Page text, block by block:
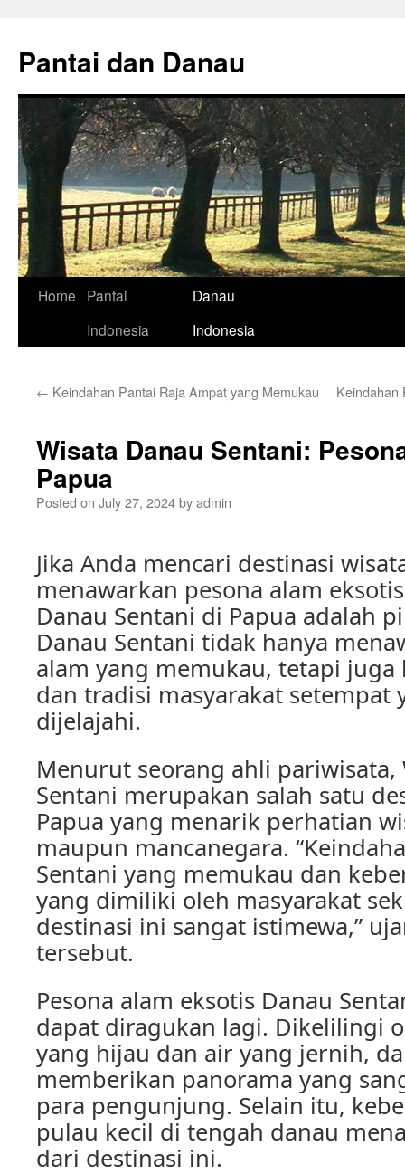
content
Pantai dan Danau
Home
Pantai
Indonesia
Danau
Indonesia
← Keindahan Pantai Raja Ampat yang Memukau Keindahan
Wisata Danau Sentani:
Papua
Posted on July 27, 2024byadmin
Jika Anda mencari destinasi
menawarkan pesona alam
Danau Sentani di Papua adalah
Danau Sentani tidak hanya
alam yang memukau, tetapi juga
dan tradisi masyarakat setempat
dijelajahi.
Menurut seorang ahli pariwisata,
Sentani merupakan salah satu
Papua yang menarik perhatian
maupun mancanegara.
Sentani yang memukau dan
yang dimiliki oleh masyarakat
destinasi ini sangat istimewa,”
tersebut.
Pesona alam eksotis Danau
dapat diragukan lagi. Dikelilingi
yang hijau dan air yang jernih,
memberikan panorama yang
para pengunjung. Selain itu,
pulau kecil di tengah danau
dari destinasi ini.